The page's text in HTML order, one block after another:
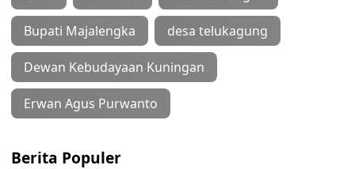
Bupati Majalengka desa telukagung
Dewan Kebudayaan Kuningan
Erwan Agus Purwanto
Berita Populer